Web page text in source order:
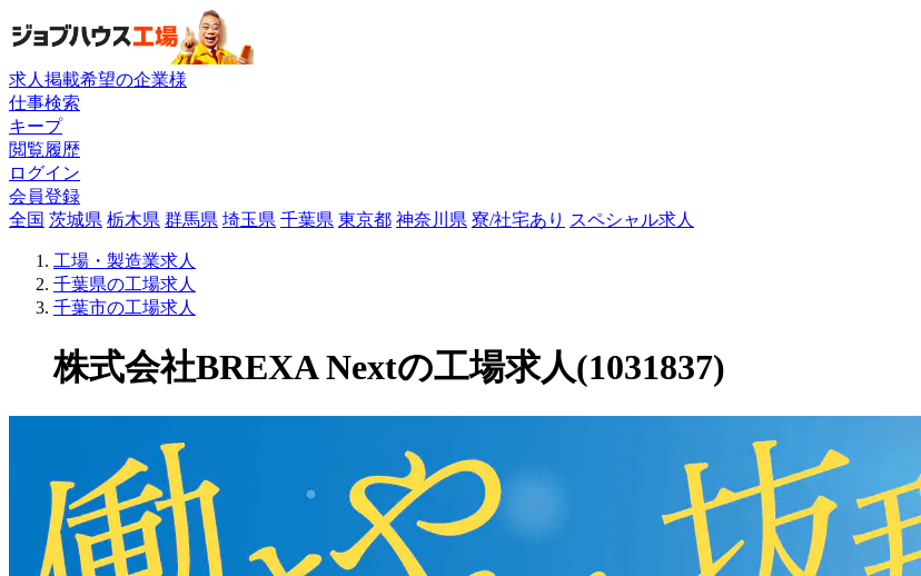
求人掲載希望の企業様
仕事検索
キープ
閲覧履歴
ログイン
会員登録
全国 茨城県 栃木県 群馬県 埼玉県 千葉県 東京都 神奈川県 寮/社宅あり スペシャル求人
工場・製造業求人
千葉県の工場求人
千葉市の工場求人
株式会社BREXA Nextの工場求人(1031837)